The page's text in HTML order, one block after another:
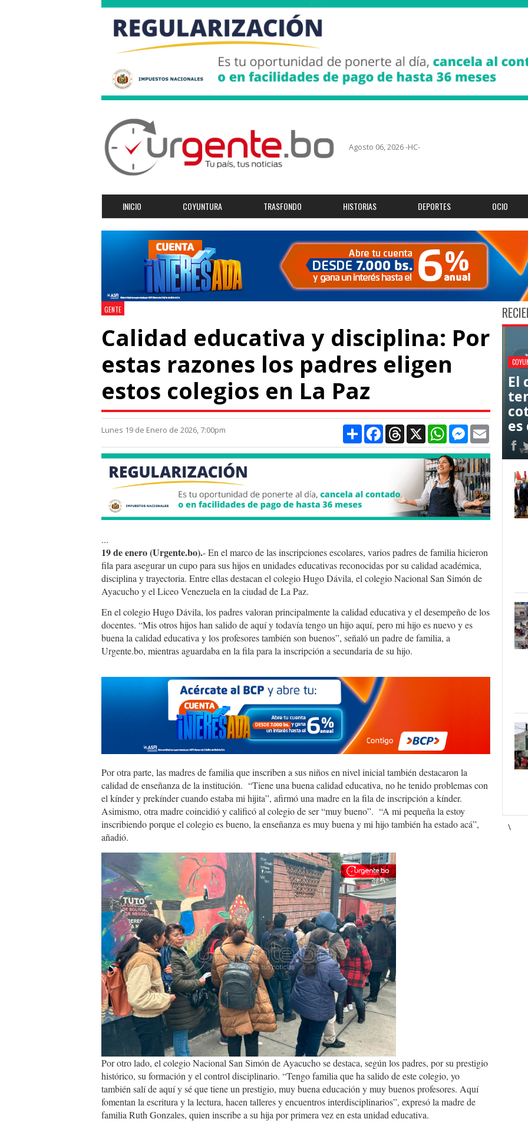
Agosto 06, 2026 -HC-
INICIO COYUNTURA TRASFONDO HISTORIAS DEPORTES OCIO
GENTE
Calidad educativa y disciplina: Por
estas razones los padres eligen
estos colegios en La Paz
Lunes 19 de Enero de 2026, 7:00pm CompartirFacebookThreads
X WhatsAppMessengerEmail
...
19 de enero (Urgente.bo).- En el marco de las inscripciones escolares, varios padres de familia hicieron
fila para asegurar un cupo para sus hijos en unidades educativas reconocidas por su calidad académica,
disciplina y trayectoria. Entre ellas destacan el colegio Hugo Dávila, el colegio Nacional San Simón de
Ayacucho y el Liceo Venezuela en la ciudad de La Paz.
En el colegio Hugo Dávila, los padres valoran principalmente la calidad educativa y el desempeño de los
docentes. “Mis otros hijos han salido de aquí y todavía tengo un hijo aquí, pero mi hijo es nuevo y es
buena la calidad educativa y los profesores también son buenos”, señaló un padre de familia, a
Urgente.bo, mientras aguardaba en la fila para la inscripción a secundaria de su hijo.
Por otra parte, las madres de familia que inscriben a sus niños en nivel inicial también destacaron la
calidad de enseñanza de la institución. “Tiene una buena calidad educativa, no he tenido problemas con
el kínder y prekínder cuando estaba mi hijita”, afirmó una madre en la fila de inscripción a kínder.
Asimismo, otra madre coincidió y calificó al colegio de ser “muy bueno”. “A mi pequeña la estoy
inscribiendo porque el colegio es bueno, la enseñanza es muy buena y mi hijo también ha estado acá”,
añadió.
Por otro lado, el colegio Nacional San Simón de Ayacucho se destaca, según los padres, por su prestigio
histórico, su formación y el control disciplinario. “Tengo familia que ha salido de este colegio, yo
también salí de aquí y sé que tiene un prestigio, muy buena educación y muy buenos profesores. Aquí
fomentan la escritura y la lectura, hacen talleres y encuentros interdisciplinarios”, expresó la madre de
familia Ruth Gonzales, quien inscribe a su hija por primera vez en esta unidad educativa.
El
es
\